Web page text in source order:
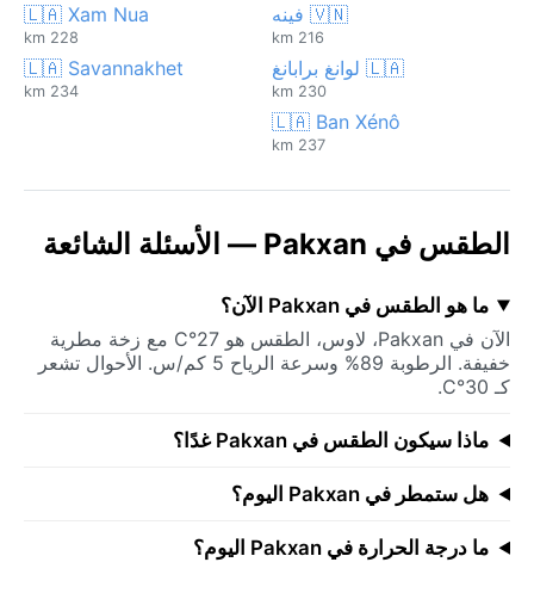
🇻🇳 فينه
216 km
🇱🇦 Xam Nua
228 km
🇱🇦 لوانغ برابانغ
230 km
🇱🇦 Savannakhet
234 km
🇱🇦 Ban Xénô
237 km
الطقس في Pakxan — الأسئلة الشائعة
ما هو الطقس في Pakxan الآن؟
الآن في Pakxan، لاوس، الطقس هو 27°C مع زخة مطرية
خفيفة. الرطوبة 89% وسرعة الرياح 5 كم/س. الأحوال تشعر
كـ 30°C.
ماذا سيكون الطقس في Pakxan غدًا؟
هل ستمطر في Pakxan اليوم؟
ما درجة الحرارة في Pakxan اليوم؟